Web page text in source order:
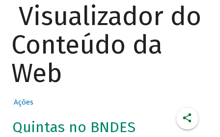
Visualizador do
Conteúdo da
Web
Ações
Quintas no BNDES